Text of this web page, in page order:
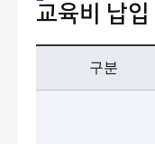
교육비 납
구분